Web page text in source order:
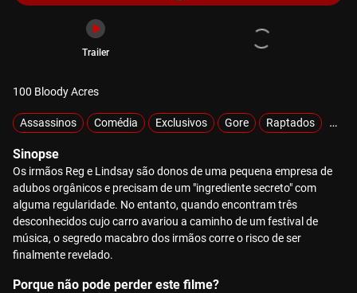
Trailer
100 Bloody Acres
Assassinos Comédia Exclusivos Gore Raptados
Sinopse
Os irmãos Reg e Lindsay são donos de uma pequena empresa de
adubos orgânicos e precisam de um "ingrediente secreto" com
alguma regularidade. No entanto, quando encontram três
desconhecidos cujo carro avariou a caminho de um festival de
música, o segredo macabro dos irmãos corre o risco de ser
finalmente revelado.
Porque não pode perder este filme?